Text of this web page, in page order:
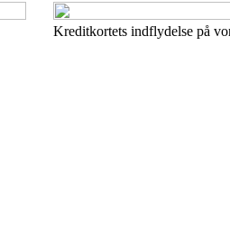
Kreditkortets indflydelse på